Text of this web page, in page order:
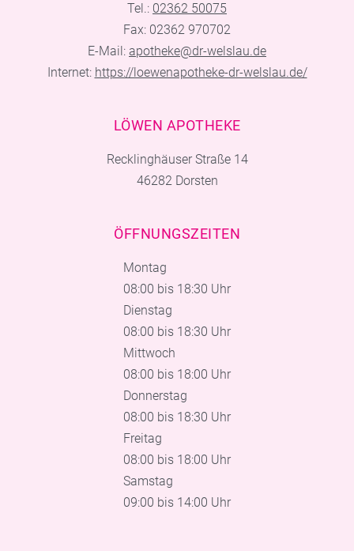
Tel.: 02362 50075
Fax: 02362 970702
E-Mail: apotheke@dr-welslau.de
Internet: https://loewenapotheke-dr-welslau.de/
LÖWEN APOTHEKE
Recklinghäuser Straße 14
46282 Dorsten
ÖFFNUNGSZEITEN
Montag
08:00 bis 18:30 Uhr
Dienstag
08:00 bis 18:30 Uhr
Mittwoch
08:00 bis 18:00 Uhr
Donnerstag
08:00 bis 18:30 Uhr
Freitag
08:00 bis 18:00 Uhr
Samstag
09:00 bis 14:00 Uhr